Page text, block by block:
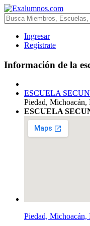
Ingresar
Regístrate
Información de la
ESCUELA
Piedad, Michoacán,
ESCUELA
Piedad, Michoacán,